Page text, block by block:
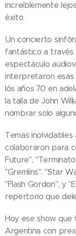
increíblemente
éxito.
Un concierto
fantástico a través
espectáculo
interpretaron esas
lós años ´70 en
la talla de John
nombrar solo
Temas inolvidables
colaboraron para
Future",
"Gremlins". "Star
"Flash Gordon", y
repertorio que
Hoy ese show
Argentina con